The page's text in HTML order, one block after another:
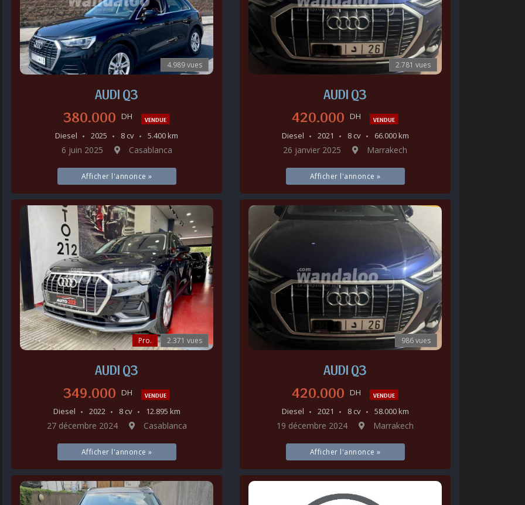
4.989 vues
AUDI Q3
380.000 DH VENDUE
Diesel 2025 8 cv 5.400 km
6 juin 2025 Casablanca
Afficher l'annonce »
2.781 vues
AUDI Q3
420.000 DH VENDUE
Diesel 2021 8 cv 66.000 km
26 janvier 2025 Marrakech
Afficher l'annonce »
Pro. 2.371 vues
AUDI Q3
349.000 DH VENDUE
Diesel 2022 8 cv 12.895 km
27 décembre 2024 Casablanca
Afficher l'annonce »
986 vues
AUDI Q3
420.000 DH VENDUE
Diesel 2021 8 cv 58.000 km
19 décembre 2024 Marrakech
Afficher l'annonce »